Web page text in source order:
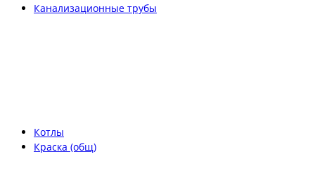
Канализационные трубы
Котлы
Краска (общ)